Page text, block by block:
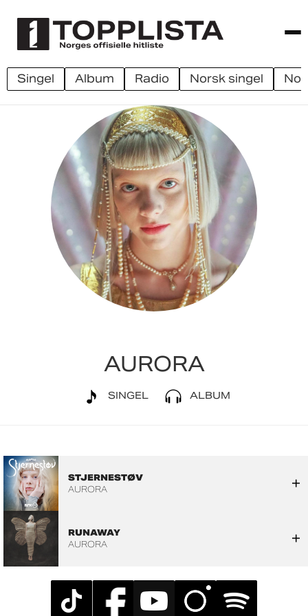
singel album radio norsk singel
AURORA
SINGEL ALBUM
STJERNESTØV
AURORA
RUNAWAY
AURORA